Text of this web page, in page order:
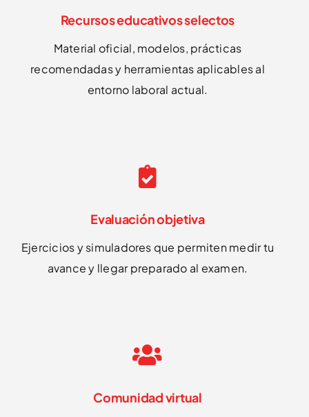
Recursos educativos selectos
Material oficial, modelos, prácticas
recomendadas y herramientas aplicables al
entorno laboral actual.
Evaluación objetiva
Ejercicios y simuladores que permiten medir tu
avance y llegar preparado al examen.
Comunidad virtual